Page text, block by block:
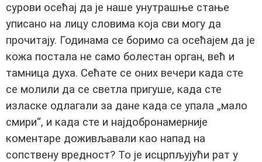
сурови осећај да је наше унутрашње стање
уписано на лицу словима која сви могу да
прочитају. Годинама се боримо са осећајем да је
кожа постала не само болестан орган, већ и
тамница духа. Сећате се оних вечери када сте
се молили да се светла пригуше, када сте
изласке одлагали за дане када се упала „мало
смири“, и када сте и најдобронамерније
коментаре доживљавали као напад на
сопствену вредност? То је исцрпљујући рат у